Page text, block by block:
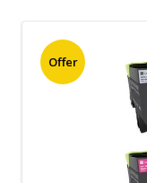
Offer